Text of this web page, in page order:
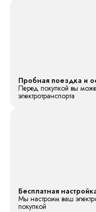
Пробная поездка и
Перед покупкой вы
электротранспорта
Бесплатная
Мы настроим ваш
покупкой